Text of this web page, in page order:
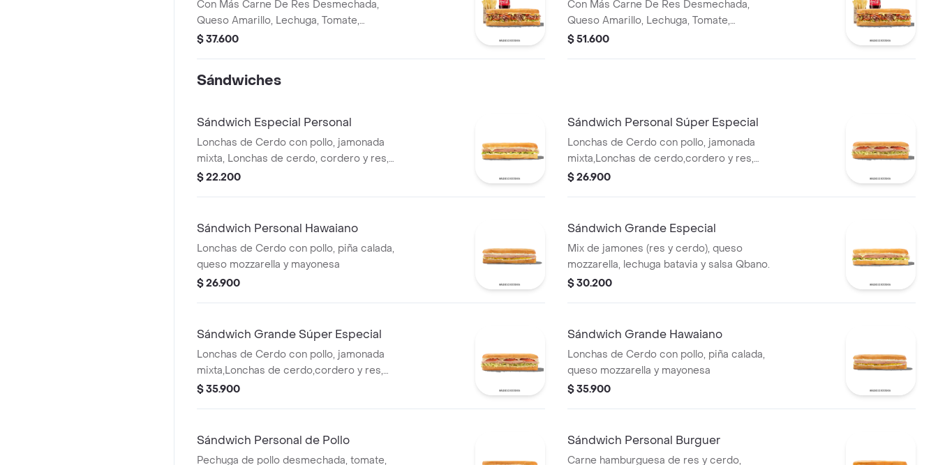
Con Más Carne De Res Desmechada,
Queso Amarillo, Lechuga, Tomate,
Pimentón, Apio, Mostaza, Salsa Bbq, Pasta
$ 37.600
Con Más Carne De Res Desmechada,
Queso Amarillo, Lechuga, Tomate,
Pimentón, Apio, Mostaza, Salsa Bbq, Pasta
$ 51.600
Sándwiches
Sándwich Especial Personal
Lonchas de Cerdo con pollo, jamonada
mixta, Lonchas de cerdo, cordero y res,
queso mozzarella, lechuga batavia y salsa
$ 22.200
Sándwich Personal Súper Especial
Lonchas de Cerdo con pollo, jamonada
mixta,Lonchas de cerdo,cordero y res,
salchichón,tomate,queso
$ 26.900
Sándwich Personal Hawaiano
Lonchas de Cerdo con pollo, piña calada,
queso mozzarella y mayonesa
$ 26.900
Sándwich Grande Especial
Mix de jamones (res y cerdo), queso
mozzarella, lechuga batavia y salsa Qbano.
$ 30.200
Sándwich Grande Súper Especial
Lonchas de Cerdo con pollo, jamonada
mixta,Lonchas de cerdo,cordero y res,
salchichón,tomate,queso
$ 35.900
Sándwich Grande Hawaiano
Lonchas de Cerdo con pollo, piña calada,
queso mozzarella y mayonesa
$ 35.900
Sándwich Personal de Pollo
Pechuga de pollo desmechada, tomate,
Sándwich Personal Burguer
Carne hamburguesa de res y cerdo,